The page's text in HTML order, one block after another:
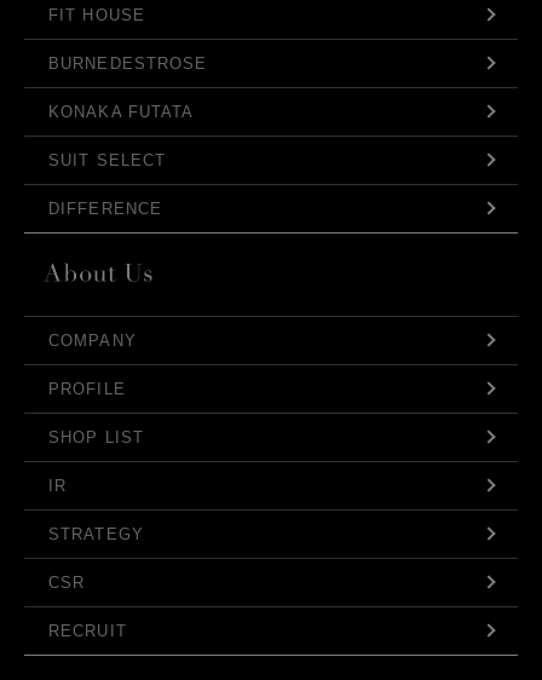
FIT HOUSE
BURNEDESTROSE
KONAKA FUTATA
SUIT SELECT
DIFFERENCE
COMPANY
PROFILE
SHOP LIST
IR
STRATEGY
CSR
RECRUIT